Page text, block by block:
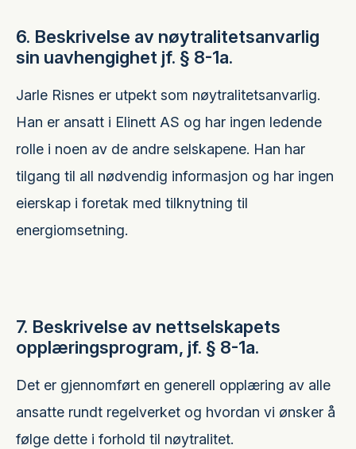
6. Beskrivelse av nøytralitetsanvarlig
sin uavhengighet jf. § 8-1a.
Jarle Risnes er utpekt som nøytralitetsanvarlig.
Han er ansatt i Elinett AS og har ingen ledende
rolle i noen av de andre selskapene. Han har
tilgang til all nødvendig informasjon og har ingen
eierskap i foretak med tilknytning til
energiomsetning.
7. Beskrivelse av nettselskapets
opplæringsprogram, jf. § 8-1a.
Det er gjennomført en generell opplæring av alle
ansatte rundt regelverket og hvordan vi ønsker å
følge dette i forhold til nøytralitet.